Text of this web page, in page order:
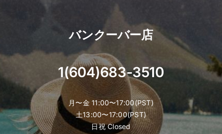
バンクーバー店
1(604)683-3510
月〜金 11:00〜17:00(PST)
土13:00〜17:00(PST)
日祝 Closed